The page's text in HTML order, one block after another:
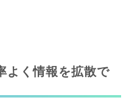
よく情報を拡散で